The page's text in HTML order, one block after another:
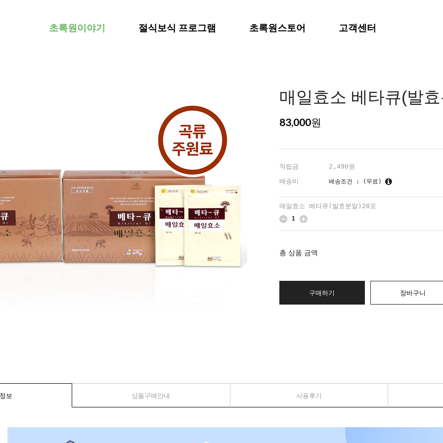
초록원이야기 절식보식 프로그램 초록원스토어 고객센터
매일효소 베타큐(발
83,000원
적립금
2,490원
배송비
배송조건 : (무료)
매일효소 베타큐(발효분말)28포
총 상품 금액
구매하기 장바구니
보 상품구매안내 사용후기